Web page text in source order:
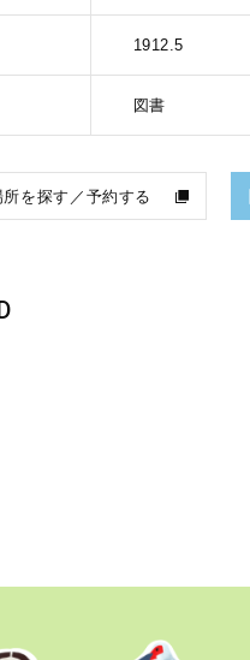
1912.5
図書
を探す／予約する